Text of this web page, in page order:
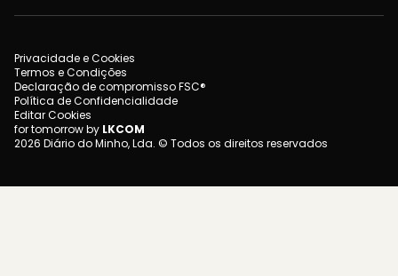
Privacidade e Cookies
Termos e Condições
Declaração de compromisso FSC®
Política de Confidencialidade
Editar Cookies
for tomorrow by LKCOM
2026 Diário do Minho, Lda. © Todos os direitos reservados